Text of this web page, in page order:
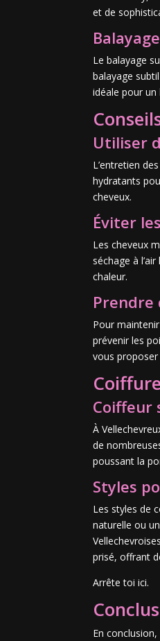
et de
Le balayage
balayage
idéale pour
Utiliser
L’entretien
hydratants
cheveux.
Éviter
Les cheveux
séchage à
chaleur.
Prendre
Pour
prévenir les
vous
Coiffeur
À
de
poussant la
Styles
Les styles de
naturelle ou
prisé, offrant
Arrête toi ici.
En